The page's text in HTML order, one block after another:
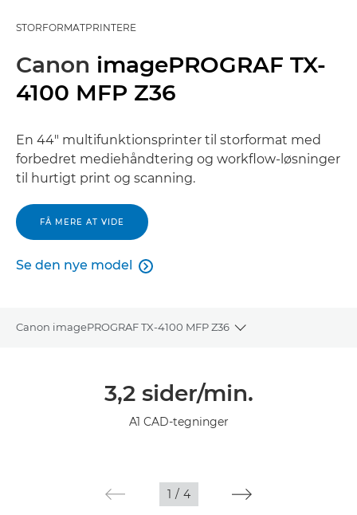
STORFORMATPRINTERE
Canon imagePROGRAF TX-
4100 MFP Z36
En 44" multifunktionsprinter til storformat med
forbedret mediehåndtering og workflow-løsninger
til hurtigt print og scanning.
FÅ MERE AT VIDE
Se den nye model
Se den nye model

Canon imagePROGRAF TX-4100 MFP Z36
Toggle breadcrumbs
3,2 sider/min.
A1 CAD-tegninger
1 / 4